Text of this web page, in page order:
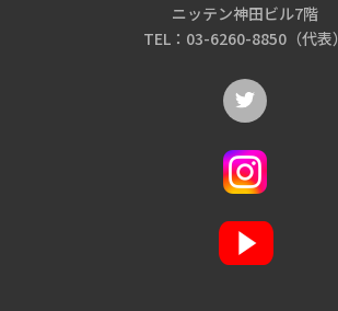
ニッテン神田ビル7階
TEL：03-6260-8850（代表）